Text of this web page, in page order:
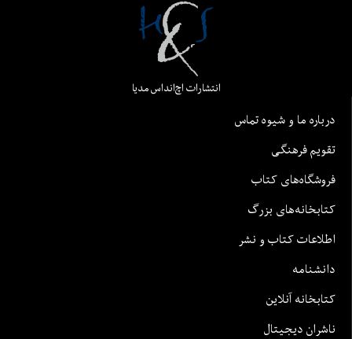
انتشارات اچ‌اند‌اس مدیا
درباره ما و شیوه تماس
تقویم فرهنگی
فروشگاه‌های کتاب
کتابخانه‌های بزرگ
اطلاعات کتاب و نشر
دانشنامه
کتابخانه آنلاین
ناشران دیجیتال